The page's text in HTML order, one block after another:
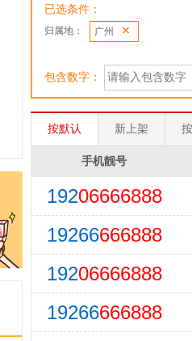
已选条件：
归属地： 广州
包含数字：
按默认 新上架
手机靓号
19206666888
19266666888
19206666888
19266666888